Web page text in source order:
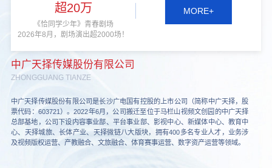
超20万
《恰同学少年》青春剧场
2026年8月，剧场演出超2000场！
MORE+
中广天择传媒股份有限公司
ZHONGGUANG TIANZE
中广天择传媒股份有限公司是长沙广电国有控股的上市公司（简称中广天择，股
票代码：603721）。2022年6月，公司搬迁至位于马栏山视频文创园的中广天择
总部基地，公司下设内容事业部、平台事业部、影视中心、新媒体中心、教育中
心、天择城旅、长体产业、天择微链八大版块，拥有400多名专业人才，业务涉
及视频版权运营、产教融合、文旅融合、体育赛事运营、数字资产运营等领域。